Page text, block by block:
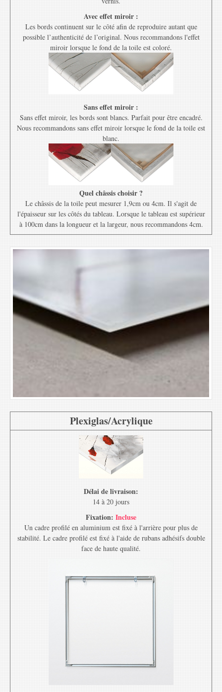
Avec effet miroir :
Les bords continuent sur le côté afin de reproduire autant que
possible l’authenticité de l’original. Nous recommandons l'effet
miroir lorsque le fond de la toile est coloré.
Sans effet miroir :
Sans effet miroir, les bords sont blancs. Parfait pour être encadré.
Nous recommandons sans effet miroir lorsque le fond de la toile est
blanc.
Quel châssis choisir ?
Le châssis de la toile peut mesurer 1,9cm ou 4cm. Il s'agit de
l'épaisseur sur les côtés du tableau. Lorsque le tableau est supérieur
à 100cm dans la longueur et la largeur, nous recommandons 4cm.
Plexiglas/Acrylique
Délai de livraison:
14 à 20 jours
Fixation: Incluse
Un cadre profilé en aluminium est fixé à l'arrière pour plus de
stabilité. Le cadre profilé est fixé à l'aide de rubans adhésifs double
face de haute qualité.